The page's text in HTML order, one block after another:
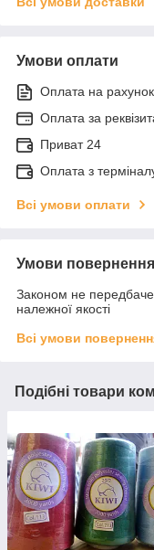
Умови оплати
Оплата на рахунок
Оплата за
Приват 24
Оплата з
Всі умови оплати
Умови повернення
Законом не
належної якості
Всі умови
Подібні товари